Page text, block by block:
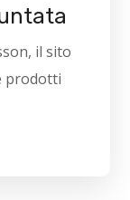
il sito
prodotti